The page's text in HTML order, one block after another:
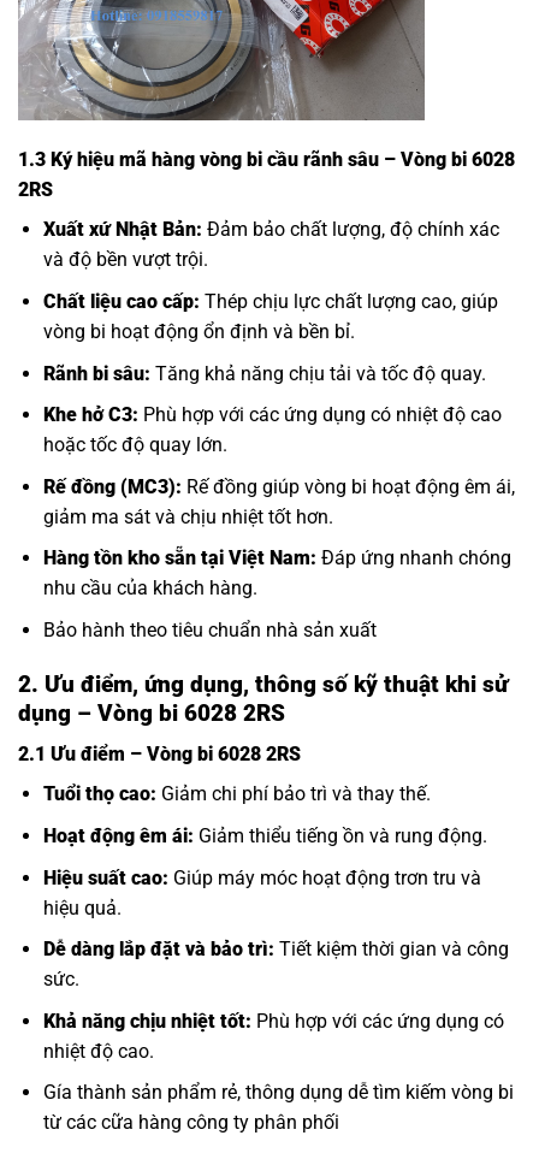
1.3 Ký hiệu mã hàng vòng bi cầu rãnh sâu – Vòng bi 6028
2RS
Xuất xứ Nhật Bản: Đảm bảo chất lượng, độ chính xác
và độ bền vượt trội.
Chất liệu cao cấp: Thép chịu lực chất lượng cao, giúp
vòng bi hoạt động ổn định và bền bỉ.
Rãnh bi sâu: Tăng khả năng chịu tải và tốc độ quay.
Khe hở C3: Phù hợp với các ứng dụng có nhiệt độ cao
hoặc tốc độ quay lớn.
Rế đồng (MC3): Rế đồng giúp vòng bi hoạt động êm ái,
giảm ma sát và chịu nhiệt tốt hơn.
Hàng tồn kho sẵn tại Việt Nam: Đáp ứng nhanh chóng
nhu cầu của khách hàng.
Bảo hành theo tiêu chuẩn nhà sản xuất
2. Ưu điểm, ứng dụng, thông số kỹ thuật khi sử
dụng – Vòng bi 6028 2RS
2.1 Ưu điểm – Vòng bi 6028 2RS
Tuổi thọ cao: Giảm chi phí bảo trì và thay thế.
Hoạt động êm ái: Giảm thiểu tiếng ồn và rung động.
Hiệu suất cao: Giúp máy móc hoạt động trơn tru và
hiệu quả.
Dễ dàng lắp đặt và bảo trì: Tiết kiệm thời gian và công
sức.
Khả năng chịu nhiệt tốt: Phù hợp với các ứng dụng có
nhiệt độ cao.
Gía thành sản phẩm rẻ, thông dụng dễ tìm kiếm vòng bi
từ các cữa hàng công ty phân phối